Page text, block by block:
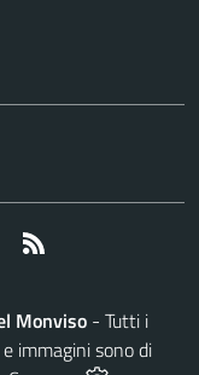
Telegram
Monviso - Tutti i
immagini sono di